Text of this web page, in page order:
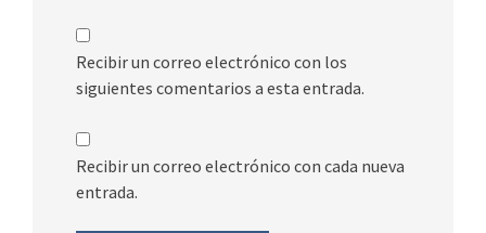
Recibir un correo electrónico con los
siguientes comentarios a esta entrada.
Recibir un correo electrónico con cada nueva
entrada.